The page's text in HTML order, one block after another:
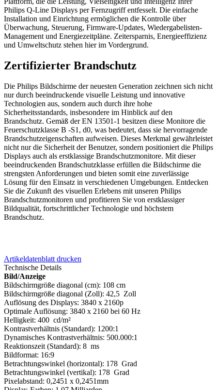
Philips Q-Line Displays per Fernzugriff entfesselt. Die einfache
Installation und Einrichtung ermöglichen die Kontrolle über
Überwachung, Steuerung, Firmware-Updates, Wiedergabelisten-
Management und Energiezeitpläne. Zeitersparnis, Energieeffizienz
und Umweltschutz stehen hier im Vordergrund.
Zertifizierter Brandschutz
Die Philips Bildschirme der neuesten Generation zeichnen sich nicht
nur durch beeindruckende visuelle Leistung und innovative
Technologien aus, sondern auch durch ihre hohe
Sicherheitsstandards, insbesondere im Hinblick auf den
Brandschutz. Gemäß der EN 13501-1 besitzen diese Monitore die
Feuerschutzklasse B -S1, d0, was bedeutet, dass sie hervorragende
Brandschutzeigenschaften aufweisen. Dieses Merkmal gewährleistet
nicht nur die Sicherheit der Benutzer, sondern positioniert die Philips
Displays auch als erstklassige Brandschutzmonitore. Mit dieser
beeindruckenden Brandschutzklasse erfüllen die Bildschirme die
strengsten Anforderungen und bieten somit eine zuverlässige
Lösung für den Einsatz in verschiedenen Umgebungen. Entdecken
Sie die Zukunft des visuellen Erlebens mit unseren Philips
Brandschutzmonitoren und profitieren Sie von erstklassiger
Bildqualität, fortschrittlicher Technologie und höchstem
Brandschutz.
Artikeldatenblatt drucken
Technische Details
Bild/Anzeige
Bildschirmgröße diagonal (cm): 108 cm
Bildschirmgröße diagonal (Zoll): 42,5 Zoll
Auflösung des Displays: 3840 x 2160p
Optimale Auflösung: 3840 x 2160 bei 60 Hz
Helligkeit: 400 cd/m²
Kontrastverhältnis (Standard): 1200:1
Dynamisches Kontrastverhältnis: 500.000:1
Reaktionszeit (Standard): 8 ms
Bildformat: 16:9
Betrachtungswinkel (horizontal): 178 Grad
Betrachtungswinkel (vertikal): 178 Grad
Pixelabstand: 0,2451 x 0,2451mm